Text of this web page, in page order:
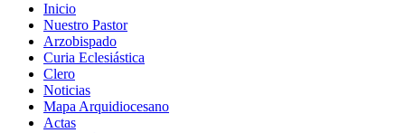
Inicio
Nuestro Pastor
Arzobispado
Curia Eclesiástica
Clero
Noticias
Mapa Arquidiocesano
Actas